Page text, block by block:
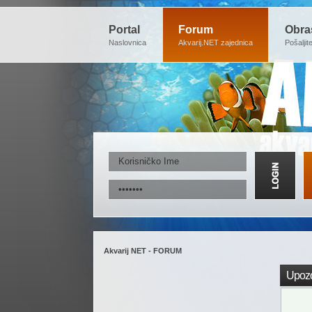
Portal
Naslovnica
Forum
Akvarij.NET zajednica
Akvarij NET - FORUM